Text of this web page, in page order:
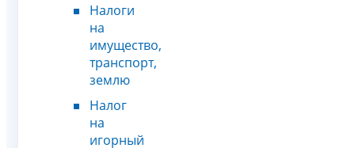
Налоги
на
имущество,
транспорт,
землю
Налог
на
игорный